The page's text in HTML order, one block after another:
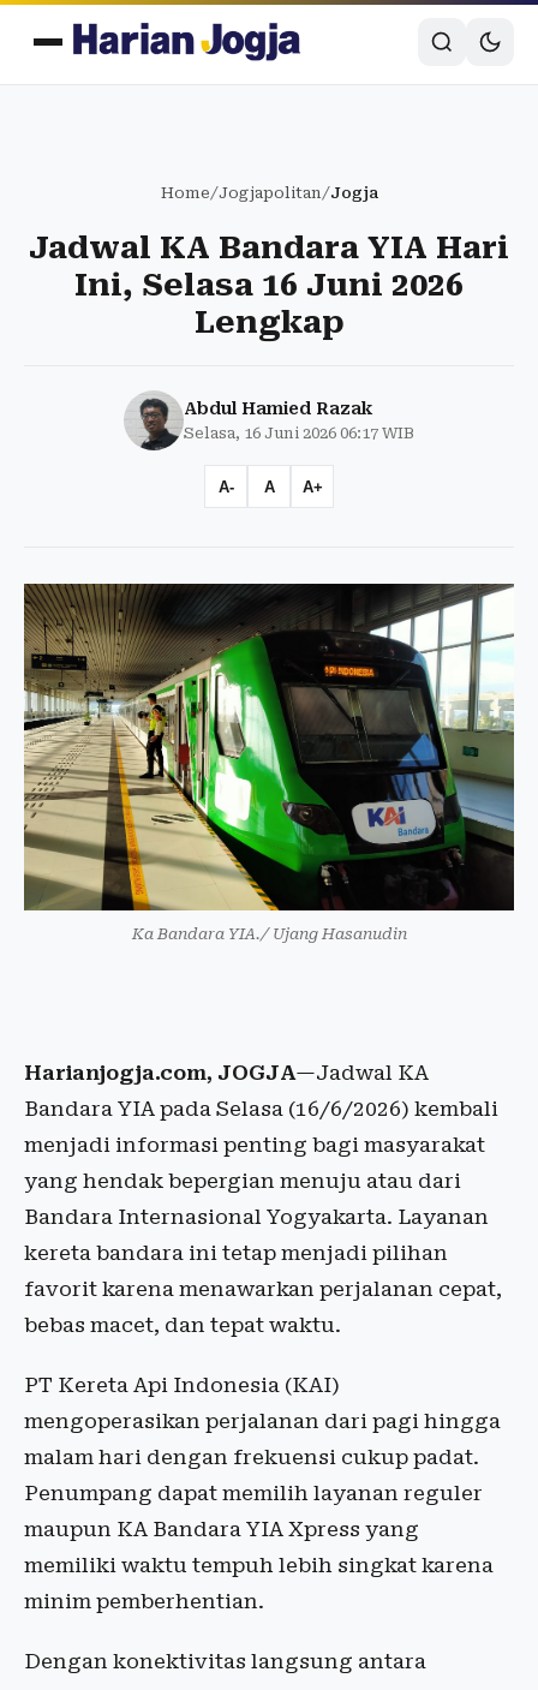
Home/Jogjapolitan/Jogja
Jadwal KA Bandara YIA Hari
Ini, Selasa 16 Juni 2026
Lengkap
Abdul Hamied Razak
Selasa, 16 Juni 2026 06:17 WIB
A- A A+
Ka Bandara YIA./ Ujang Hasanudin
Harianjogja.com, JOGJA—Jadwal KA
Bandara YIA pada Selasa (16/6/2026) kembali
menjadi informasi penting bagi masyarakat
yang hendak bepergian menuju atau dari
Bandara Internasional Yogyakarta. Layanan
kereta bandara ini tetap menjadi pilihan
favorit karena menawarkan perjalanan cepat,
bebas macet, dan tepat waktu.
PT Kereta Api Indonesia (KAI)
mengoperasikan perjalanan dari pagi hingga
malam hari dengan frekuensi cukup padat.
Penumpang dapat memilih layanan reguler
maupun KA Bandara YIA Xpress yang
memiliki waktu tempuh lebih singkat karena
minim pemberhentian.
Dengan konektivitas langsung antara